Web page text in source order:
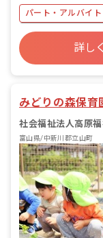
ラス 12
名／職
名 4歳
クラス 24名
念 高原
利益を
します。 ■モットー 0歳から10歳ま
ぬくも
パート・アルバイト
ボーナス・賞与あり
昇給
詳し
みどりの森保育
社会福祉法人高原
富山県/中新川郡立山町